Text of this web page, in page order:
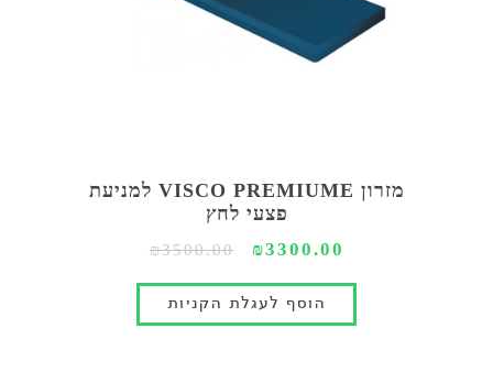
מזרון VISCO PREMIUME למניעת
פצעי לחץ
₪3300.00
₪3500.00